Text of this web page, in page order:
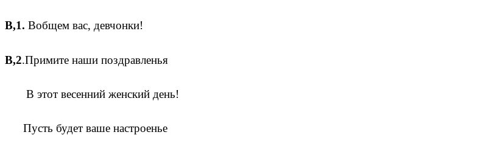
В,1. Вобщем вас, девчонки!
В,2.Примите наши поздравленья
В этот весенний женский день!
Пусть будет ваше настроенье